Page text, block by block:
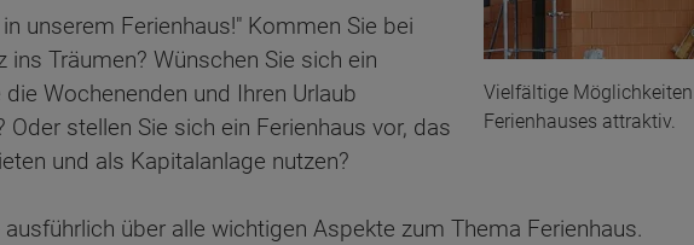
Vielfältige
Ferienhauses attraktiv.
unserem Ferienhaus!" Kommen Sie bei
ins Träumen? Wünschen Sie sich ein
Wochenenden und Ihren Urlaub
Oder stellen Sie sich ein Ferienhaus vor, das
und als Kapitalanlage nutzen?
über alle wichtigen Aspekte zum Thema Ferienhaus.